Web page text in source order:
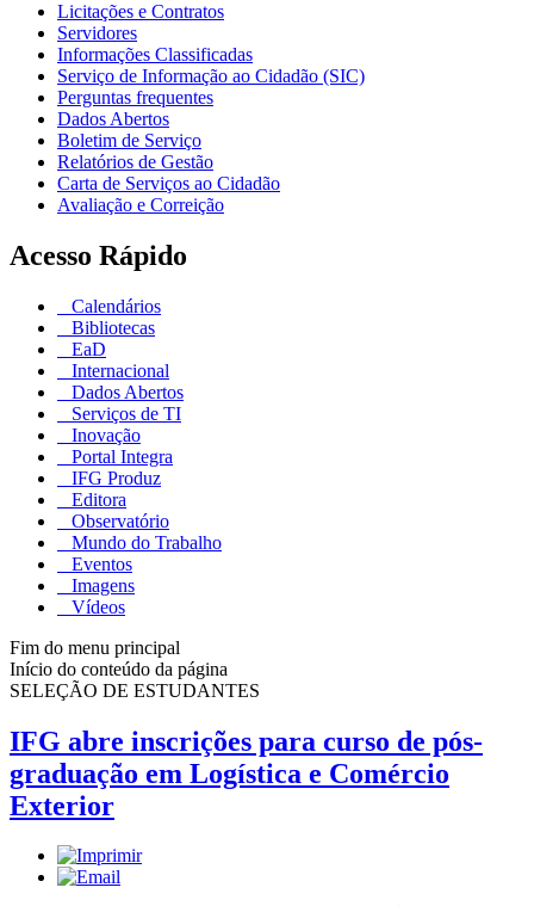
Licitações e Contratos
Servidores
Informações Classificadas
Serviço de Informação ao Cidadão (SIC)
Perguntas frequentes
Dados Abertos
Boletim de Serviço
Relatórios de Gestão
Carta de Serviços ao Cidadão
Avaliação e Correição
Acesso Rápido
Calendários
Bibliotecas
EaD
Internacional
Dados Abertos
Serviços de TI
Inovação
Portal Integra
IFG Produz
Editora
Observatório
Mundo do Trabalho
Eventos
Imagens
Vídeos
Fim do menu principal
Início do conteúdo da página
SELEÇÃO DE ESTUDANTES
IFG abre inscrições para curso de pós-
graduação em Logística e Comércio
Exterior